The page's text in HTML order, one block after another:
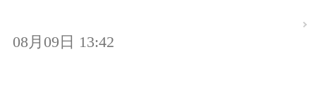
08月09日 13:42